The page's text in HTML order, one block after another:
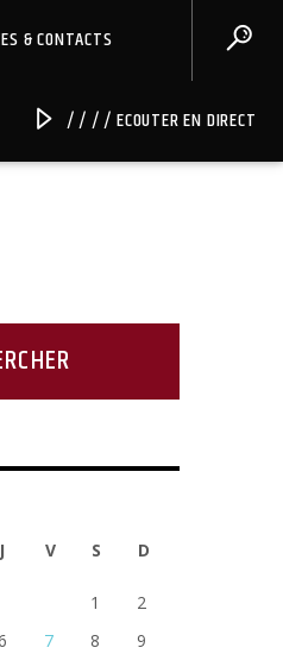
& CONTACTS
/ / / / ECOUTER EN DIRECT
J V S D
1
2
7 8
9